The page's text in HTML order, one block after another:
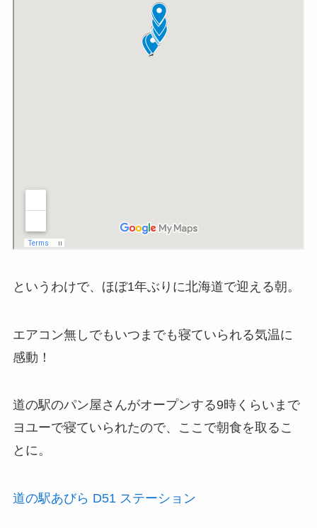
というわけで、ほぼ1年ぶりに北海道で迎える朝。
エアコン無しでもいつまでも寝ていられる気温に
感動！
道の駅のパン屋さんがオープンする9時くらいまで
ヨユーで寝ていられたので、ここで朝食を取るこ
とに。
道の駅あびら D51 ステーション